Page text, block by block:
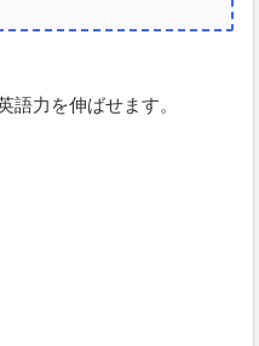
語力を伸ばせます。